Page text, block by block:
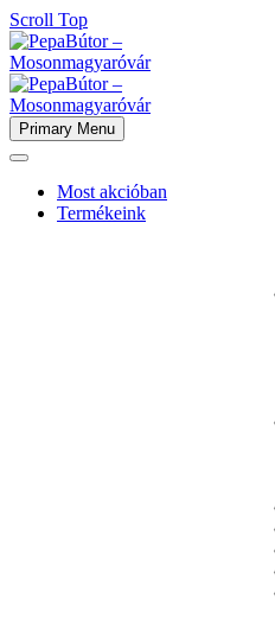
Scroll Top
Primary Menu
Most akcióban
Termékeink